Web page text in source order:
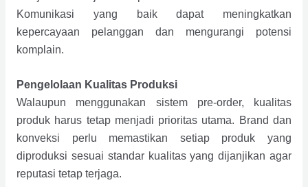
Komunikasi yang baik dapat meningkatkan
kepercayaan pelanggan dan mengurangi potensi
komplain.
Pengelolaan Kualitas Produksi
Walaupun menggunakan sistem pre-order, kualitas
produk harus tetap menjadi prioritas utama. Brand dan
konveksi perlu memastikan setiap produk yang
diproduksi sesuai standar kualitas yang dijanjikan agar
reputasi tetap terjaga.